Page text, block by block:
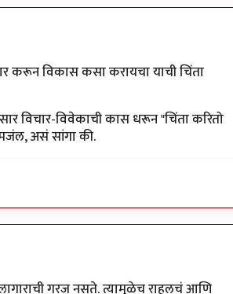
करून विकास कसा करायचा याची चिंता
विचार-विवेकाची कास धरून "चिंता करितो
असं सांगा की.
गरज नसते. त्यामुळेच राहुलचं आणि